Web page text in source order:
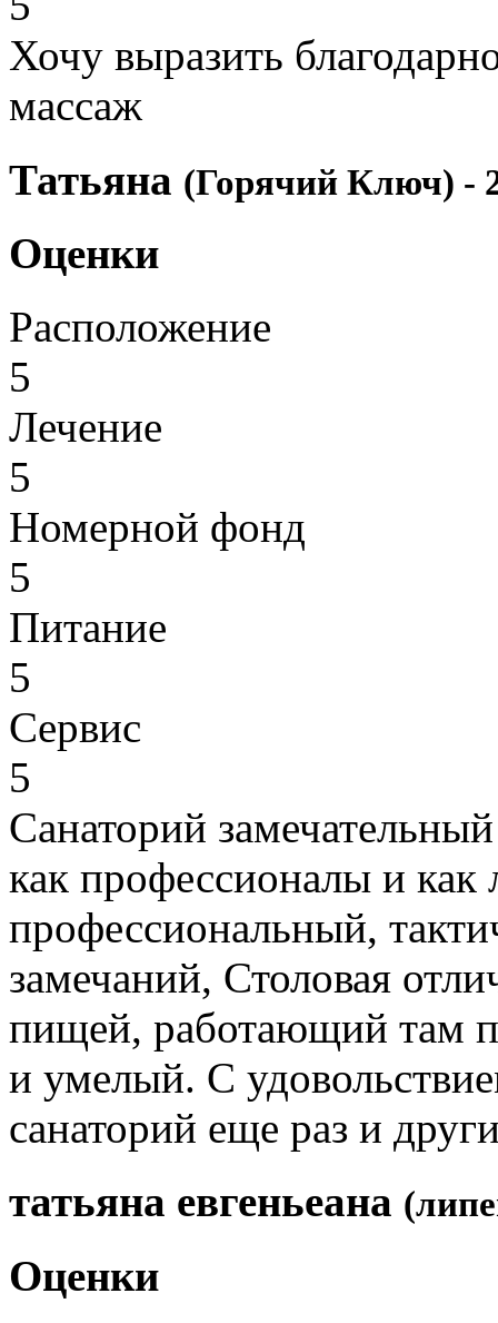
Хочу выразить
массаж
Татьяна (Горячий Ключ) -
Оценки
Расположение
5
Лечение
5
Номерной фонд
5
Питание
5
Сервис
5
Санаторий
как профессионалы и
профессиональный,
замечаний, Столовая
пищей, работающий там
и умелый. С
санаторий еще раз и
татьяна евгеньеана
Оценки